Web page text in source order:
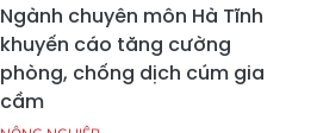
Ngành chuyên môn Hà Tĩnh
khuyến cáo tăng cường
phòng, chống dịch cúm gia
cầm